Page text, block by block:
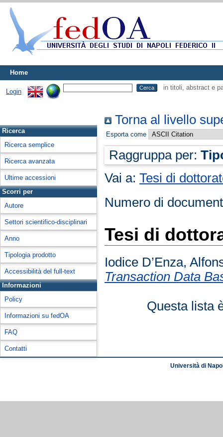
Home
Login
in titoli, abstract e
Ricerca
Ricerca semplice
Ricerca avanzata
Ultime accessioni
Scorri per
Autore
Settori scientifico-disciplinari
Anno
Tipologia prodotto
Accessibilità del full-text
Informazioni
Policy
Informazioni su fedOA
FAQ
Contatti
Torna al livello
Esporta come
Raggruppa per:
Vai a:Tesi di
Numero di
Tesi di
Iodice D’Enza,
Transaction Data
Questa lista
Università di